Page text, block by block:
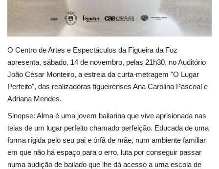
O Centro de Artes e Espectáculos da Figueira da Foz
apresenta, sábado, 14 de novembro, pelas 21h30, no Auditório
João César Monteiro, a estreia da curta-metragem "O Lugar
Perfeito", das realizadoras figueirenses Ana Carolina Pascoal e
Adriana Mendes.
Sinopse: Alma é uma jovem bailarina que vive aprisionada nas
teias de um lugar perfeito chamado perfeição. Educada de uma
forma rígida pelo seu pai e órfã de mãe, num ambiente familiar
em que não há espaço para o erro, luta por conseguir passar
numa audição de bailado que lhe dá acesso a uma escola de